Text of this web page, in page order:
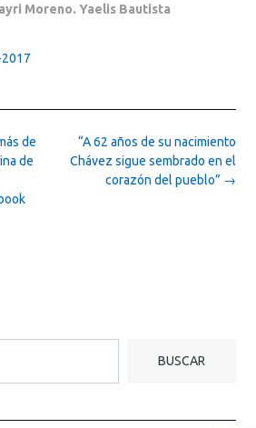
Moreno. Yaelis Bautista
“A 62 años de su nacimiento
Chávez sigue sembrado en el
corazón del pueblo” →
de
de
BUSCAR